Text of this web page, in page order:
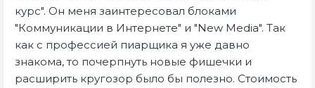
курс". Он меня заинтересовал блоками
"Коммуникации в Интернете" и "New Media". Так
как с профессией пиарщика я уже давно
знакома, то почерпнуть новые фишечки и
расширить кругозор было бы полезно. Стоимость